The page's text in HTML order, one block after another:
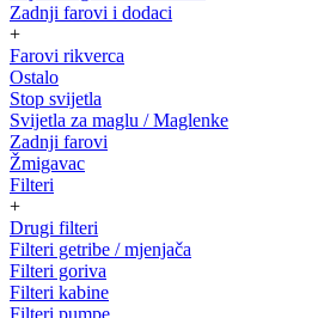
Zadnji farovi i dodaci
+
Farovi rikverca
Ostalo
Stop svijetla
Svijetla za maglu / Maglenke
Zadnji farovi
Žmigavac
Filteri
+
Drugi filteri
Filteri getribe / mjenjača
Filteri goriva
Filteri kabine
Filteri pumpe